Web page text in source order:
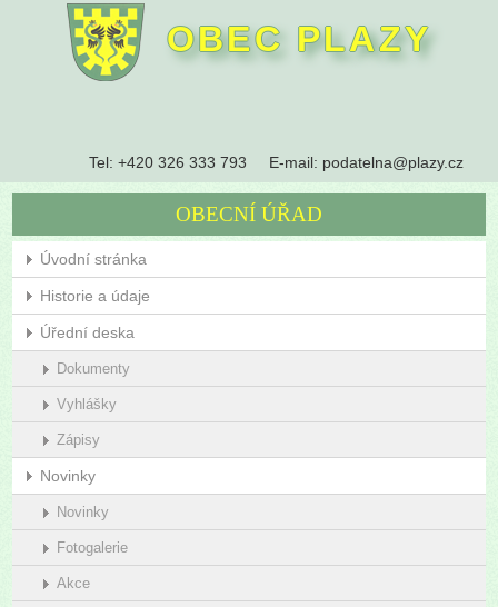
OBEC PLAZY
Tel: +420 326 333 793 E-mail: podatelna@plazy.cz
OBECNÍ ÚŘAD
Úvodní stránka
Historie a údaje
Úřední deska
Dokumenty
Vyhlášky
Zápisy
Novinky
Novinky
Fotogalerie
Akce